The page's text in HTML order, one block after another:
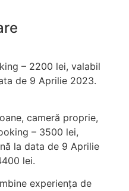
– 2200 lei, valabil
de 9 Aprilie 2023.
cameră proprie,
– 3500 lei,
la data de 9 Aprilie
lei.
experiența de